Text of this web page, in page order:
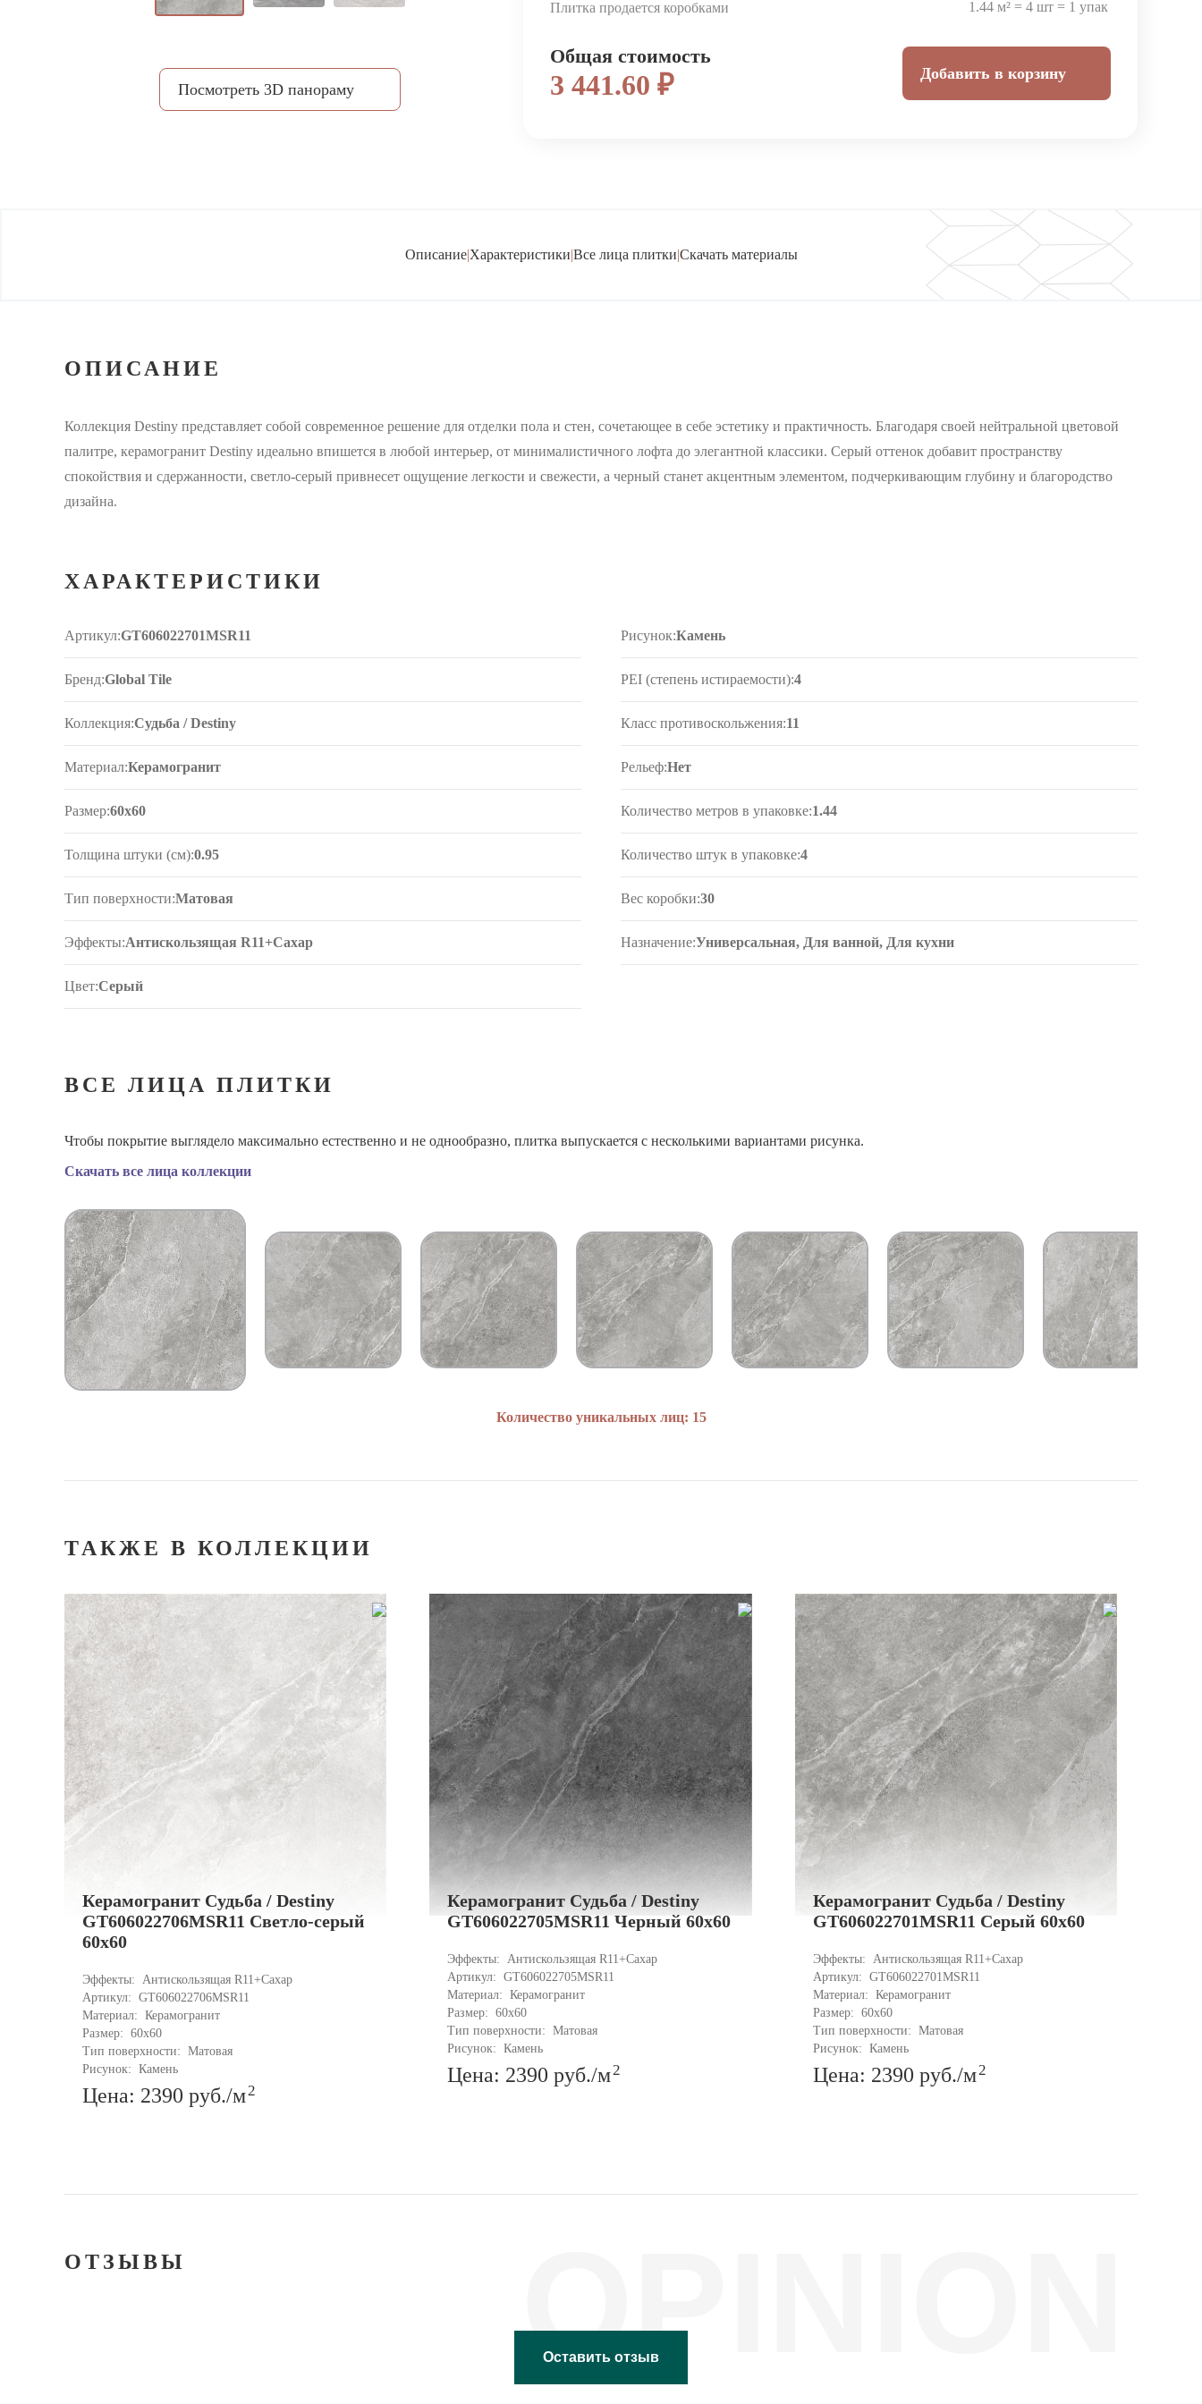
Посмотреть 3D панораму
Плитка продается коробками 1.44 м² = 4 шт = 1 упак
Общая стоимость
3 441.60 ₽ Добавить в корзину
Описание|Характеристики|Все лица плитки|Скачать материалы
ОПИСАНИЕ
Коллекция Destiny представляет собой современное решение для отделки пола и стен, сочетающее в себе эстетику и практичность. Благодаря своей нейтральной цветовой
палитре, керамогранит Destiny идеально впишется в любой интерьер, от минималистичного лофта до элегантной классики. Серый оттенок добавит пространству
спокойствия и сдержанности, светло-серый привнесет ощущение легкости и свежести, а черный станет акцентным элементом, подчеркивающим глубину и благородство
дизайна.
ХАРАКТЕРИСТИКИ
Артикул:GT606022701MSR11
Бренд:Global Tile
Коллекция:Судьба / Destiny
Материал:Керамогранит
Размер:60x60
Толщина штуки (см):0.95
Тип поверхности:Матовая
Эффекты:Антискользящая R11+Сахар
Цвет:Серый
Рисунок:Камень
PEI (степень истираемости):4
Класс противоскольжения:11
Рельеф:Нет
Количество метров в упаковке:1.44
Количество штук в упаковке:4
Вес коробки:30
Назначение:Универсальная, Для ванной, Для кухни
ВСЕ ЛИЦА ПЛИТКИ
Чтобы покрытие выглядело максимально естественно и не однообразно, плитка выпускается с несколькими вариантами рисунка.
Скачать все лица коллекции
Количество уникальных лиц: 15
ТАКЖЕ В КОЛЛЕКЦИИ
Керамогранит Судьба / Destiny
GT606022706MSR11 Светло-серый
60x60
Эффекты: Антискользящая R11+Сахар
Артикул: GT606022706MSR11
Материал: Керамогранит
Размер: 60x60
Тип поверхности: Матовая
Рисунок: Камень
Цена: 2390 руб./м2
Керамогранит Судьба / Destiny
GT606022705MSR11 Черный 60x60
Эффекты:
Антискользящая R11+Сахар
Артикул:
GT606022705MSR11
Материал:
Керамогранит
Размер:
60x60
Тип поверхности:
Матовая
Рисунок:
Камень
Цена: 2390руб./м2
Керамогранит Судьба / Destiny
GT606022701MSR11 Серый 60x60
Эффекты: Антискользящая R11+Сахар
Артикул: GT606022701MSR11
Материал: Керамогранит
Размер: 60x60
Тип поверхности: Матовая
Рисунок: Камень
Цена: 2390 руб./м2
OPINION
ОТЗЫВЫ
Оставить отзыв